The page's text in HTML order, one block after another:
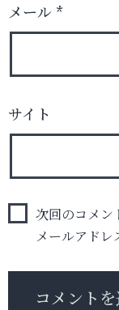
メール *
サイト
次回のコメン
メールアドレ